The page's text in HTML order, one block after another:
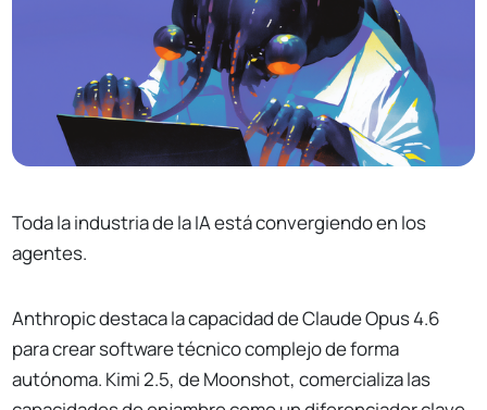
Toda la industria de la IA está convergiendo en los
agentes.
Anthropic destaca la capacidad de Claude Opus 4.6
para crear software técnico complejo de forma
autónoma. Kimi 2.5, de Moonshot, comercializa las